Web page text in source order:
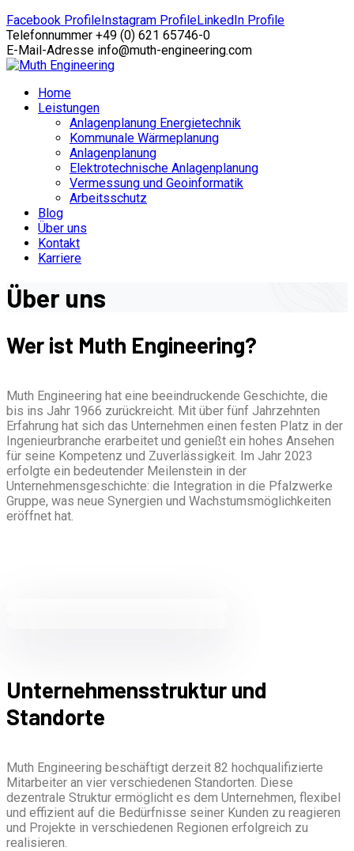
Facebook ProfileInstagram ProfileLinkedIn Profile
Telefonnummer +49 (0) 621 65746-0
E-Mail-Adresse info@muth-engineering.com
Home
Leistungen
Anlagenplanung Energietechnik
Kommunale Wärmeplanung
Anlagenplanung
Elektrotechnische Anlagenplanung
Vermessung und Geoinformatik
Arbeitsschutz
Blog
Über uns
Kontakt
Karriere
Über uns
Wer ist Muth Engineering?
Muth Engineering hat eine beeindruckende Geschichte, die
bis ins Jahr 1966 zurückreicht. Mit über fünf Jahrzehnten
Erfahrung hat sich das Unternehmen einen festen Platz in der
Ingenieurbranche erarbeitet und genießt ein hohes Ansehen
für seine Kompetenz und Zuverlässigkeit. Im Jahr 2023
erfolgte ein bedeutender Meilenstein in der
Unternehmensgeschichte: die Integration in die Pfalzwerke
Gruppe, was neue Synergien und Wachstumsmöglichkeiten
eröffnet hat.
Unternehmensstruktur und
Standorte
Muth Engineering beschäftigt derzeit 82 hochqualifizierte
Mitarbeiter an vier verschiedenen Standorten. Diese
dezentrale Struktur ermöglicht es dem Unternehmen, flexibel
und effizient auf die Bedürfnisse seiner Kunden zu reagieren
und Projekte in verschiedenen Regionen erfolgreich zu
realisieren.